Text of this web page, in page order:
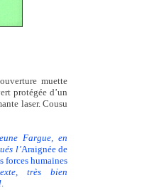
muette
protégée d’un
laser. Cousu
Fargue, en
l’Araignée de
forces humaines
très bien
.